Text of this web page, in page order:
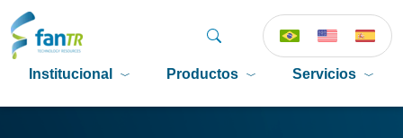
Institucional Productos Servicios